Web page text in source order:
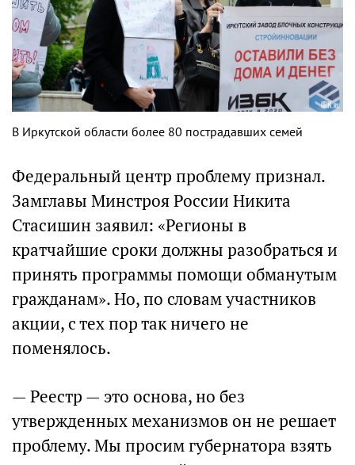
В Иркутской области более 80 пострадавших семей
Федеральный центр проблему признал.
Замглавы Минстроя России Никита
Стасишин заявил: «Регионы в
кратчайшие сроки должны разобраться и
принять программы помощи обманутым
гражданам». Но, по словам участников
акции, с тех пор так ничего не
поменялось.
— Реестр — это основа, но без
утвержденных механизмов он не решает
проблему. Мы просим губернатора взять